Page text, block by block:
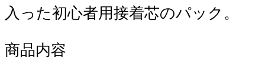
入った初心者用接着芯のパック。
商品内容